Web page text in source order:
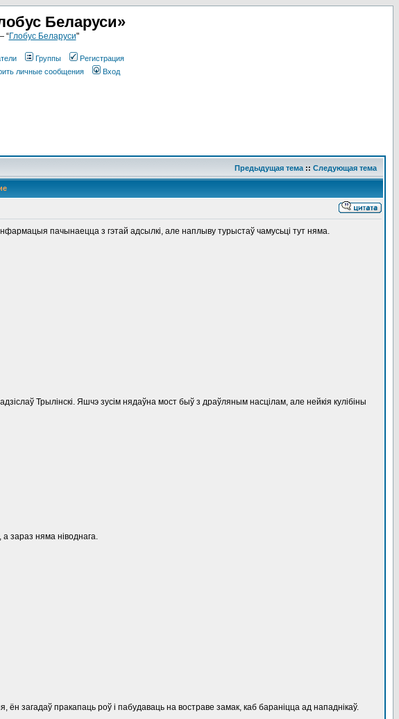
Беларуси»
“Глобус Беларуси"
Группы
Регистрация
личные сообщения Вход
Предыдущая тема :: Следующая тема
пачынаецца з гэтай адсылкі, але наплыву турыстаў чамусьці тут няма.
Трылінскі. Яшчэ зусім нядаўна мост быў з драўляным насцілам, але нейкія кулібіны
зараз няма ніводнага.
загадаў пракапаць роў і пабудаваць на востраве замак, каб бараніцца ад нападнікаў.